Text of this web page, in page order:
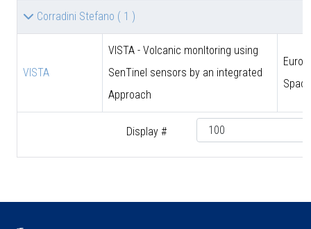
Display #
Corradini Stefano ( 1 )
VISTA
VISTA - Volcanic monItoring using
SenTinel sensors by an integrated
Approach